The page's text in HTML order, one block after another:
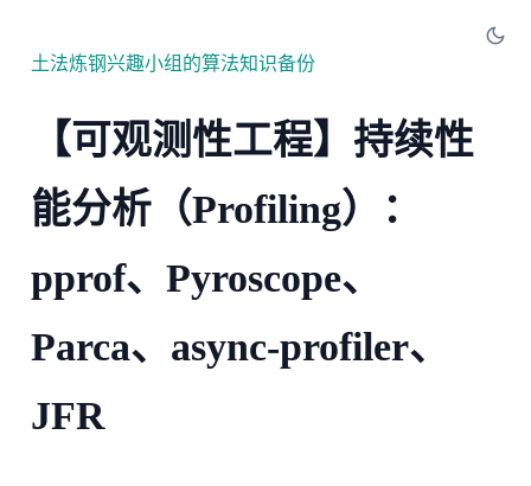
土法炼钢兴趣小组的算法知识备份
【可观测性工程】持续性
能分析（Profiling）：
pprof、Pyroscope、
Parca、async-profiler、
JFR